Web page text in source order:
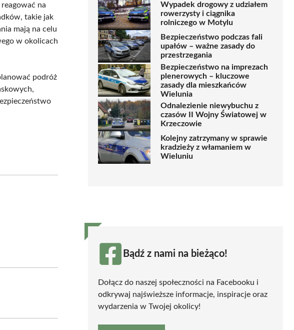
na
takie jak
mają na celu
w okolicach
podróż
Wypadek drogowy z udziałem
rowerzysty i ciągnika
rolniczego w Motylu
Bezpieczeństwo podczas fali
upałów – ważne zasady do
przestrzegania
Bezpieczeństwo na imprezach
plenerowych – kluczowe
zasady dla mieszkańców
Wielunia
Odnalezienie niewybuchu z
czasów II Wojny Światowej w
Krzeczowie
Kolejny zatrzymany w sprawie
kradzieży z włamaniem w
Wieluniu
Bądź z nami na bieżąco!
Dołącz do naszej społeczności na Facebooku i
odkrywaj najświeższe informacje, inspiracje oraz
wydarzenia w Twojej okolicy!